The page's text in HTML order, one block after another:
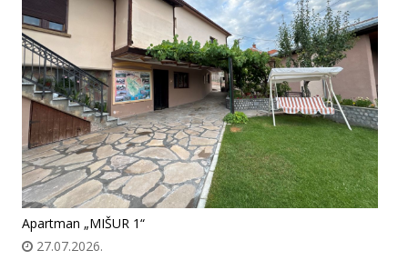
Apartman „MIŠUR 1“
27.07.2026.